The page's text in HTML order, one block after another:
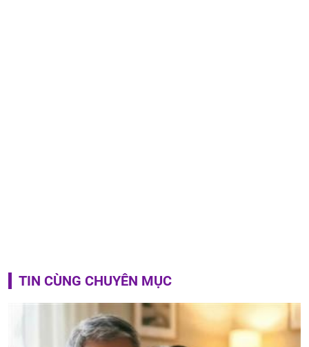
TIN CÙNG CHUYÊN MỤC